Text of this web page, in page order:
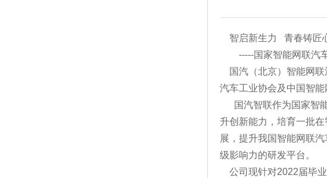
智启新生力 青春铸匠
-----国家智能网联汽
国汽（北京）智能网
汽车工业协会及中国智能
国汽智联作为国家智
升创新能力，培育一批
展，提升我国智能网联
级影响力的研发平台。
公司现针对2022届毕